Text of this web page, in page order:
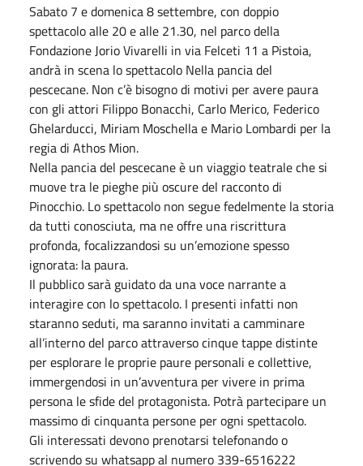
Sabato 7 e domenica 8 settembre, con doppio
spettacolo alle 20 e alle 21.30, nel parco della
Fondazione Jorio Vivarelli in via Felceti 11 a Pistoia,
andrà in scena lo spettacolo Nella pancia del
pescecane. Non c’è bisogno di motivi per avere paura
con gli attori Filippo Bonacchi, Carlo Merico, Federico
Ghelarducci, Miriam Moschella e Mario Lombardi per la
regia di Athos Mion.
Nella pancia del pescecane è un viaggio teatrale che si
muove tra le pieghe più oscure del racconto di
Pinocchio. Lo spettacolo non segue fedelmente la storia
da tutti conosciuta, ma ne offre una riscrittura
profonda, focalizzandosi su un’emozione spesso
ignorata: la paura.
Il pubblico sarà guidato da una voce narrante a
interagire con lo spettacolo. I presenti infatti non
staranno seduti, ma saranno invitati a camminare
all’interno del parco attraverso cinque tappe distinte
per esplorare le proprie paure personali e collettive,
immergendosi in un’avventura per vivere in prima
persona le sfide del protagonista. Potrà partecipare un
massimo di cinquanta persone per ogni spettacolo.
Gli interessati devono prenotarsi telefonando o
scrivendo su whatsapp al numero 339-6516222